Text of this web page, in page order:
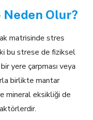
Neden Olur?
matrisinde stres
bu strese de fiziksel
yere çarpması veya
birlikte mantar
mineral eksikliği de